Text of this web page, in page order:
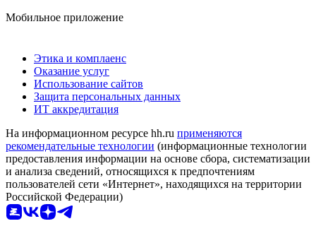
Мобильное приложение
Этика и комплаенс
Оказание услуг
Использование сайтов
Защита персональных данных
ИТ аккредитация
На информационном ресурсе hh.ru применяются
рекомендательные технологии (информационные технологии
предоставления информации на основе сбора, систематизации
и анализа сведений, относящихся к предпочтениям
пользователей сети «Интернет», находящихся на территории
Российской Федерации)